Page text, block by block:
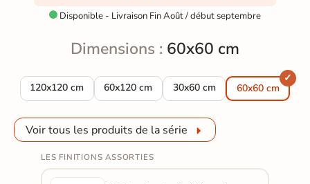
 Disponible - Livraison Fin Août / début septembre
Dimensions : 60x60 cm
120x120 cm
Carrelage sol poli Agate blanc 120x120 cm
60x120 cm
Carrelage sol poli Agate blanc 60x120 cm
30x60 cm
Carrelage sol poli Agate blanc
60x60 cm
Voir tous les produits de la série
LES FINITIONS ASSORTIES